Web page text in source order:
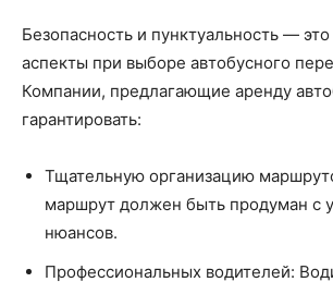
Безопасность и пунктуальность —
аспекты при выборе автобусного
Компании, предлагающие аренду
гарантировать:
Тщательную организацию
маршрут должен быть продуман с
нюансов.
Профессиональных водителей: